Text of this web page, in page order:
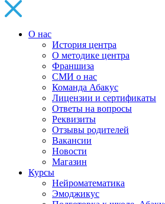
О нас
История центра
О методике центра
Франшиза
СМИ о нас
Команда Абакус
Лицензии и сертификаты
Ответы на вопросы
Реквизиты
Отзывы родителей
Вакансии
Новости
Магазин
Курсы
Нейроматематика
Эмоджикус